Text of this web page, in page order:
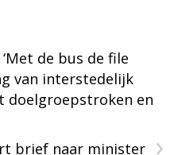
de bus de file
van interstedelijk
doelgroepstroken en
›
brief naar minister